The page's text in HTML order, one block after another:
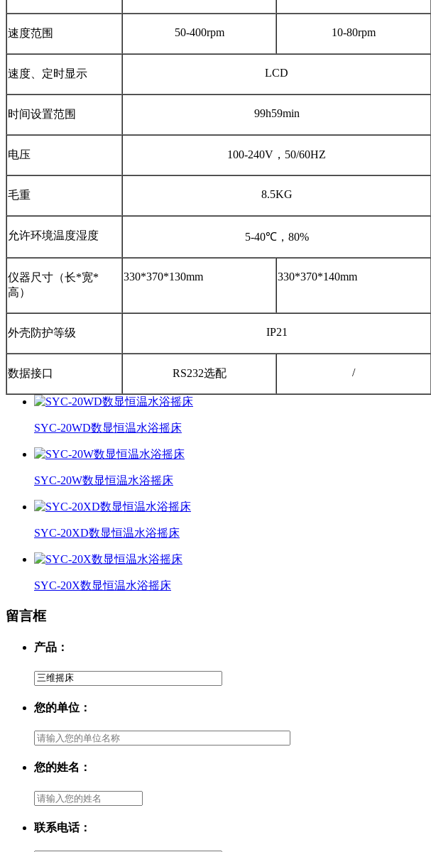
速度范围 50-400rpm 10-80rpm
速度、定时显示 LCD
时间设置范围 99h59min
电压 100-240V，50/60HZ
毛重 8.5KG
允许环境温度湿度 5-40℃，80%
仪器尺寸（长*宽*
高）
330*370*130mm 330*370*140mm
外壳防护等级 IP21
数据接口 RS232选配 /
SYC-20WD数显恒温水浴摇床
SYC-20W数显恒温水浴摇床
SYC-20XD数显恒温水浴摇床
SYC-20X数显恒温水浴摇床
留言框
产品：
您的单位：
您的姓名：
联系电话：